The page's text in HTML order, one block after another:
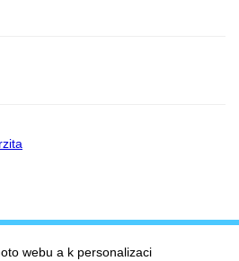
webu a k personalizaci